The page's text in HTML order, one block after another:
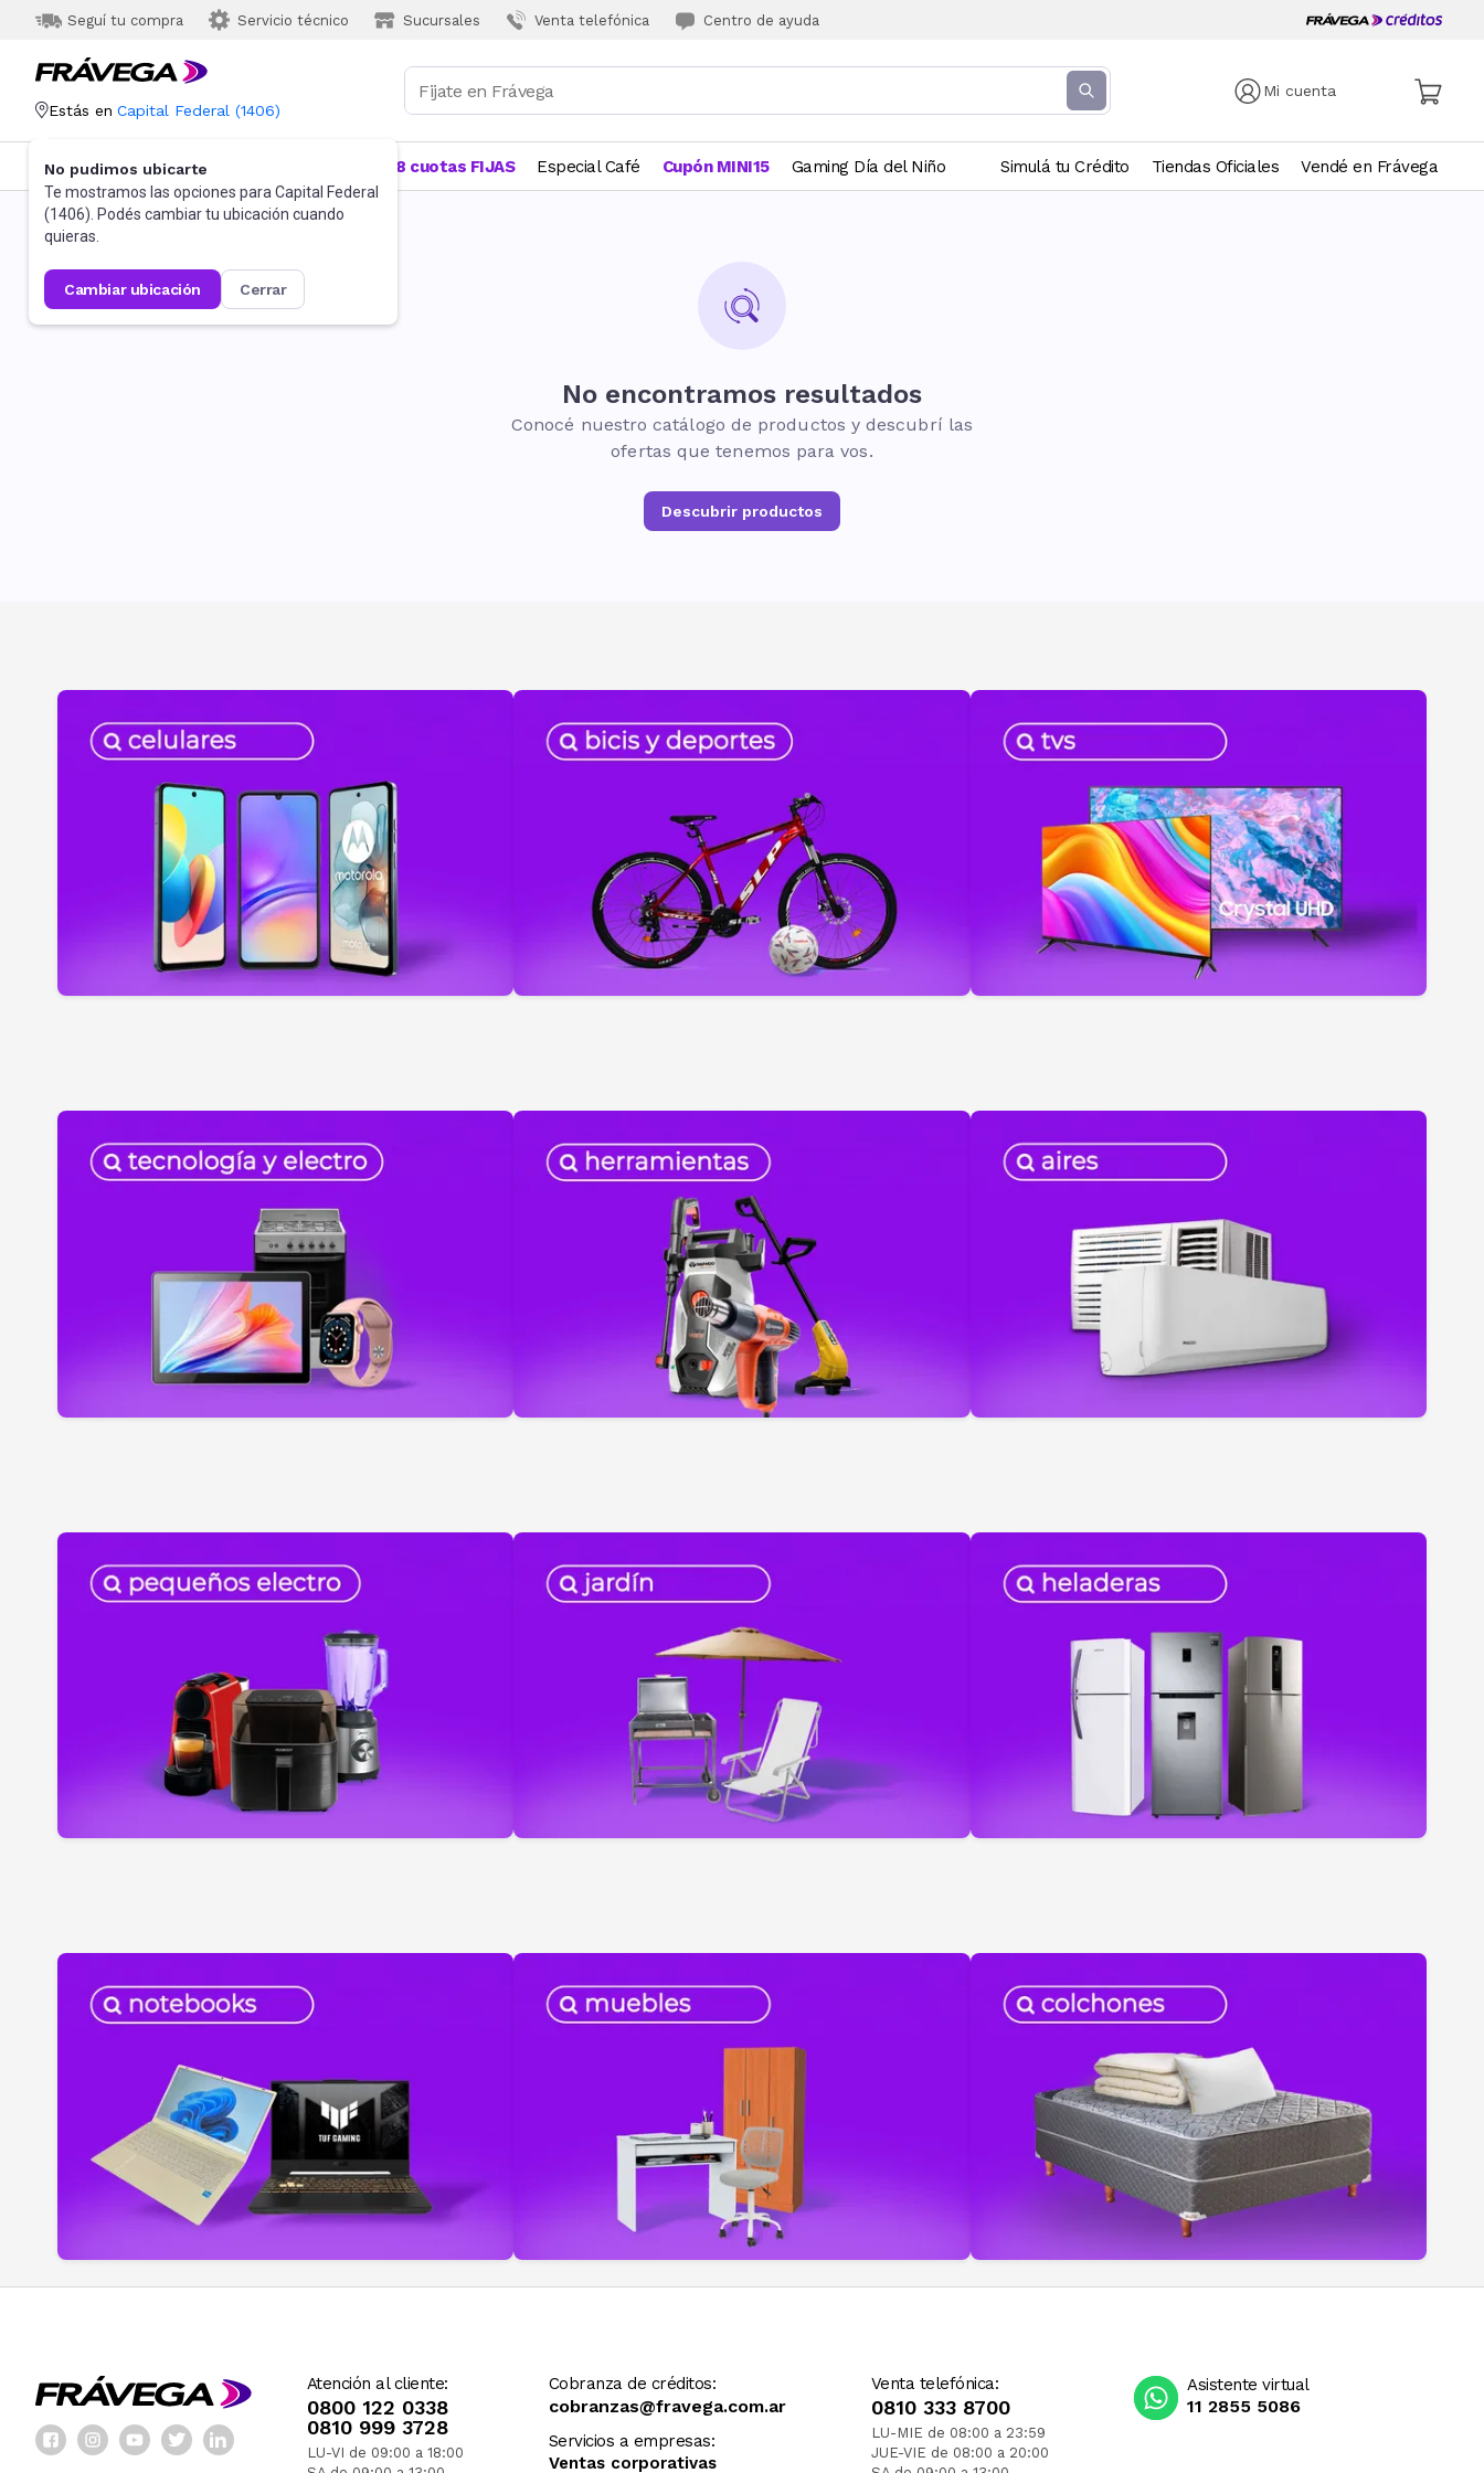
Seguí tu compra Servicio técnico Sucursales Venta telefónica Centro de ayuda
Mi cuenta
Estás en Capital Federal (1406)
No pudimos ubicarte
Te mostramos las opciones para Capital Federal
(1406). Podés cambiar tu ubicación cuando
quieras.
cambiar ubicación cerrar
Categorías Más Vendidos 18 cuotas FIJAS Especial Café Cupón MINI15 Gaming Día del Niño Simulá tu Crédito Tiendas Oficiales Vendé en Frávega
No encontramos resultados
Conocé nuestro catálogo de productos y descubrí las
ofertas que tenemos para vos.
Descubrir productos
Atención al cliente:
0800 122 0338
0810 999 3728
LU-VI de 09:00 a 18:00
Cobranza de créditos:
cobranzas@fravega.com.ar
Servicios a empresas:
Ventas corporativas
Venta telefónica:
0810 333 8700
LU-MIE de 08:00 a 23:59
JUE-VIE de 08:00 a 20:00
Asistente virtual
11 2855 5086